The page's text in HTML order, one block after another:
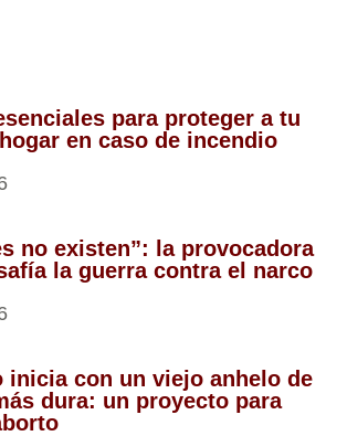
para proteger a tu
en caso de incendio
no existen”: la provocadora
la guerra contra el narco
inicia con un viejo anhelo de
dura: un proyecto para